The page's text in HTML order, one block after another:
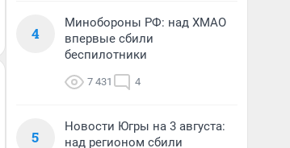
4
Минобороны РФ: над ХМАО
впервые сбили
беспилотники
7 431 4
5
Новости Югры на 3 августа:
над регионом сбили